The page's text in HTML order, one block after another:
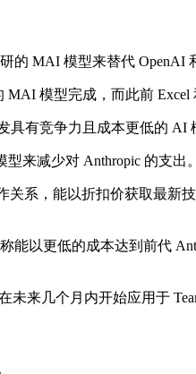
MAI 模型来替代 OpenAI
模型完成，而此前 Excel
有竞争力且成本更低的 AI
来减少对 Anthropic 的支出。
系，能以折扣价获取最
以更低的成本达到前代
来几个月内开始应用于